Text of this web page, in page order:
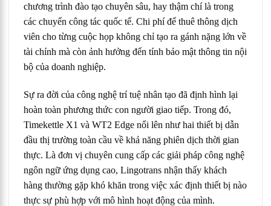
chương trình đào tạo chuyên sâu, hay thậm chí là trong
các chuyến công tác quốc tế. Chi phí để thuê thông dịch
viên cho từng cuộc họp không chỉ tạo ra gánh nặng lớn về
tài chính mà còn ảnh hưởng đến tính bảo mật thông tin nội
bộ của doanh nghiệp.
Sự ra đời của công nghệ trí tuệ nhân tạo đã định hình lại
hoàn toàn phương thức con người giao tiếp. Trong đó,
Timekettle X1 và WT2 Edge nổi lên như hai thiết bị dẫn
đầu thị trường toàn cầu về khả năng phiên dịch thời gian
thực. Là đơn vị chuyên cung cấp các giải pháp công nghệ
ngôn ngữ ứng dụng cao, Lingotrans nhận thấy khách
hàng thường gặp khó khăn trong việc xác định thiết bị nào
thực sự phù hợp với mô hình hoạt động của mình.